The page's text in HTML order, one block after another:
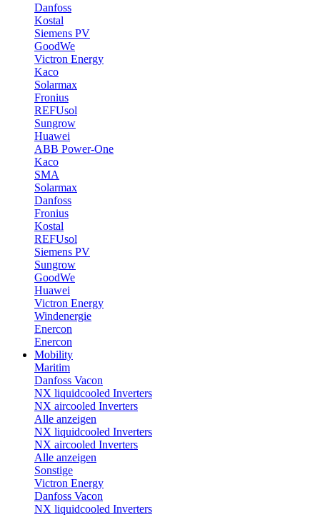
Danfoss
Kostal
Siemens PV
GoodWe
Victron Energy
Kaco
Solarmax
Fronius
REFUsol
Sungrow
Huawei
ABB Power-One
Kaco
SMA
Solarmax
Danfoss
Fronius
Kostal
REFUsol
Siemens PV
Sungrow
GoodWe
Huawei
Victron Energy
Windenergie
Enercon
Enercon
Mobility
Maritim
Danfoss Vacon
NX liquidcooled Inverters
NX aircooled Inverters
Alle anzeigen
NX liquidcooled Inverters
NX aircooled Inverters
Alle anzeigen
Sonstige
Victron Energy
Danfoss Vacon
NX liquidcooled Inverters